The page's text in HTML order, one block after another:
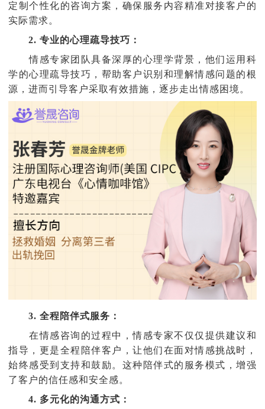
定制个性化的咨询方案，确保服务内容精准对接客户的
实际需求。
2. 专业的心理疏导技巧：
情感专家团队具备深厚的心理学背景，他们运用科
学的心理疏导技巧，帮助客户识别和理解情感问题的根
源，进而引导客户采取有效措施，逐步走出情感困境。
3. 全程陪伴式服务：
在情感咨询的过程中，情感专家不仅仅提供建议和
指导，更是全程陪伴客户，让他们在面对情感挑战时，
始终感受到支持和鼓励。这种陪伴式的服务模式，增强
了客户的信任感和安全感。
4. 多元化的沟通方式：